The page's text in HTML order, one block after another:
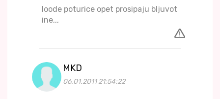
loode poturice opet prosipaju bljuvot
ine,,,
MKD
06.01.2011 21:54:22